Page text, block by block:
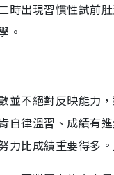
時出現習慣性試前
。
並不絕對反映能力
自律溫習、成績有
比成績重要得多。